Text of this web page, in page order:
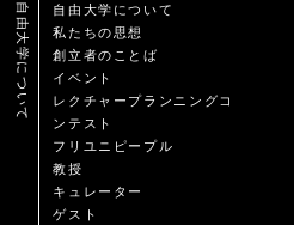
自由大学について
自由大学について
私たちの思想
創立者のことば
イベント
レクチャープランニングコ
ンテスト
フリユニピープル
教授
キュレーター
ゲスト